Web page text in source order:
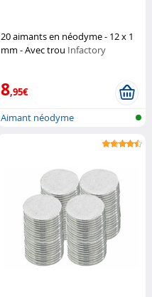
20 aimants en néodyme - 12 x 1
mm - Avec trou Infactory
8,95€
Aimant néodyme